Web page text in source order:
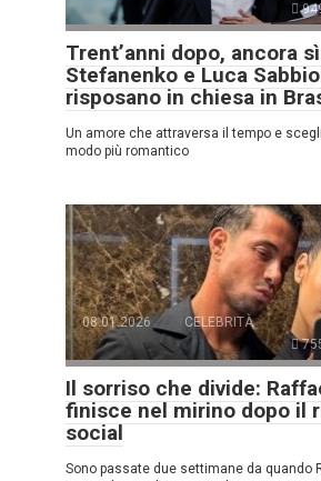
Trent’anni dopo, ancora
Stefanenko e Luca
risposano in chiesa in
Un amore che attraversa il tempo e
modo più romantico
08.01.2026
CELEBRITÀ
Il sorriso che divide:
finisce nel mirino dopo il
social
Sono passate due settimane da quando